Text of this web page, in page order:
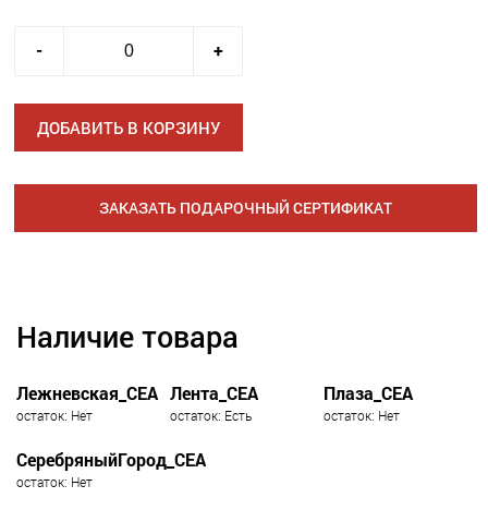
- +
ДОБАВИТЬ В КОРЗИНУ
ЗАКАЗАТЬ ПОДАРОЧНЫЙ СЕРТИФИКАТ
Наличие товара
Лежневская_СЕА
остаток: Нет
Лента_СЕА
остаток: Есть
Плаза_СЕА
остаток: Нет
СеребряныйГород_СЕА
остаток: Нет